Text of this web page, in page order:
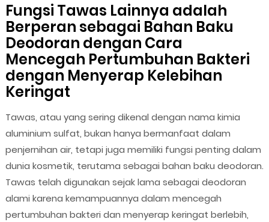
Fungsi Tawas Lainnya adalah
Berperan sebagai Bahan Baku
Deodoran dengan Cara
Mencegah Pertumbuhan Bakteri
dengan Menyerap Kelebihan
Keringat
Tawas, atau yang sering dikenal dengan nama kimia
aluminium sulfat, bukan hanya bermanfaat dalam
penjernihan air, tetapi juga memiliki fungsi penting dalam
dunia kosmetik, terutama sebagai bahan baku deodoran.
Tawas telah digunakan sejak lama sebagai deodoran
alami karena kemampuannya dalam mencegah
pertumbuhan bakteri dan menyerap keringat berlebih,